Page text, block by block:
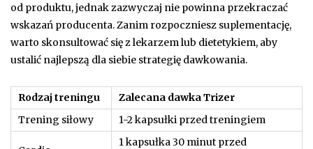
od produktu, jednak zazwyczaj nie powinna przekraczać
wskazań producenta. Zanim rozpoczniesz suplementację,
warto skonsultować się z lekarzem lub dietetykiem, aby
ustalić najlepszą dla siebie strategię dawkowania.
Rodzaj treningu
Zalecana dawka Trizer
Trening siłowy
1-2 kapsułki przed treningiem
1 kapsułka 30 minut przed